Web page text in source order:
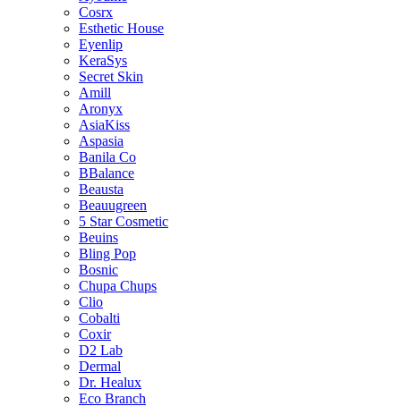
Cosrx
Esthetic House
Eyenlip
KeraSys
Secret Skin
Amill
Aronyx
AsiaKiss
Aspasia
Banila Co
BBalance
Beausta
Beauugreen
5 Star Cosmetic
Beuins
Bling Pop
Bosnic
Chupa Chups
Clio
Cobalti
Coxir
D2 Lab
Dermal
Dr. Healux
Eco Branch